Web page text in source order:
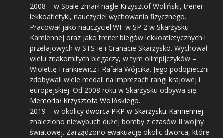
2008 – w Spale zmarł nagle Krzysztof Woliński, trener
lekkoatletyki, nauczyciel wychowania fizycznego.
Pracował jako nauczyciel WF w SP 2 w Skarżysku-
Kamiennej oraz jako trener biegów lekkoatletycznych i
przełajowych w STS-ie i Granacie Skarżysko. Wychował
wielu znakomitych biegaczy, w tym olimpijczyków –
Wiolettę Frankiewicz i Rafała Wójcika. Jego podopieczni
zdobywali wiele medali na imprezach rangi krajowej i
europejskiej. Od 2008 roku w Skarżysku odbywa się
Memoriał Krzysztofa Wolińskiego.
2019 – w okolicy dworca PKP w Skarżysku-Kamiennej
znaleziono niewybuch dużej bomby z czasów II wojny
światowej. Zarządzono ewakuację okolic dworca, które